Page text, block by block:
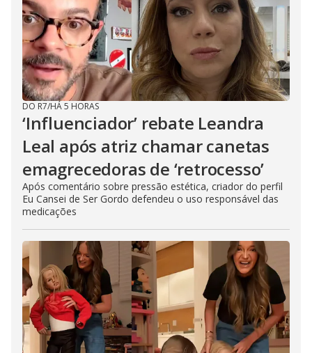
DO R7/HÁ 5 HORAS
‘Influenciador’ rebate Leandra
Leal após atriz chamar canetas
emagrecedoras de ‘retrocesso’
Após comentário sobre pressão estética, criador do perfil
Eu Cansei de Ser Gordo defendeu o uso responsável das
medicações